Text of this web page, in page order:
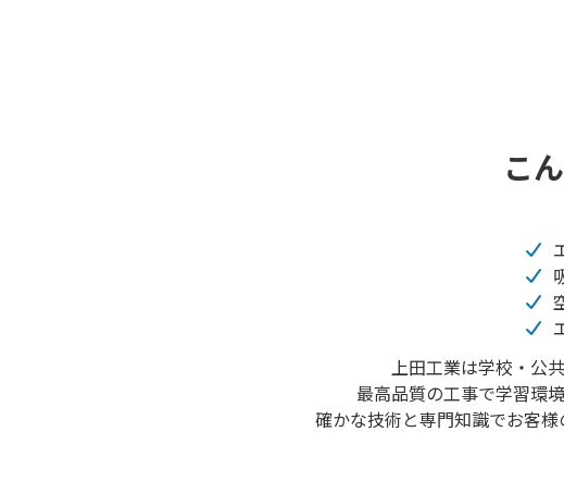
こ
上⽥⼯業は学校・公
最⾼品質の⼯事で学習環
確かな技術と専⾨知識でお客